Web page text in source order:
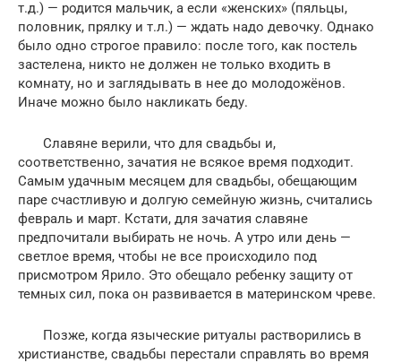
т.д.) — родится мальчик, а если «женских» (пяльцы,
половник, прялку и т.л.) — ждать надо девочку. Однако
было одно строгое правило: после того, как постель
застелена, никто не должен не только входить в
комнату, но и заглядывать в нее до молодожёнов.
Иначе можно было накликать беду.
Славяне верили, что для свадьбы и,
соответственно, зачатия не всякое время подходит.
Самым удачным месяцем для свадьбы, обещающим
паре счастливую и долгую семейную жизнь, считались
февраль и март. Кстати, для зачатия славяне
предпочитали выбирать не ночь. А утро или день —
светлое время, чтобы не все происходило под
присмотром Ярило. Это обещало ребенку защиту от
темных сил, пока он развивается в материнском чреве.
Позже, когда языческие ритуалы растворились в
христианстве, свадьбы перестали справлять во время